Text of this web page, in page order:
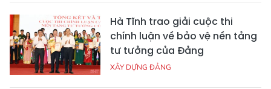
Hà Tĩnh trao giải cuộc thi
chính luận về bảo vệ nền tảng
tư tưởng của Đảng
XÂY DỰNG ĐẢNG